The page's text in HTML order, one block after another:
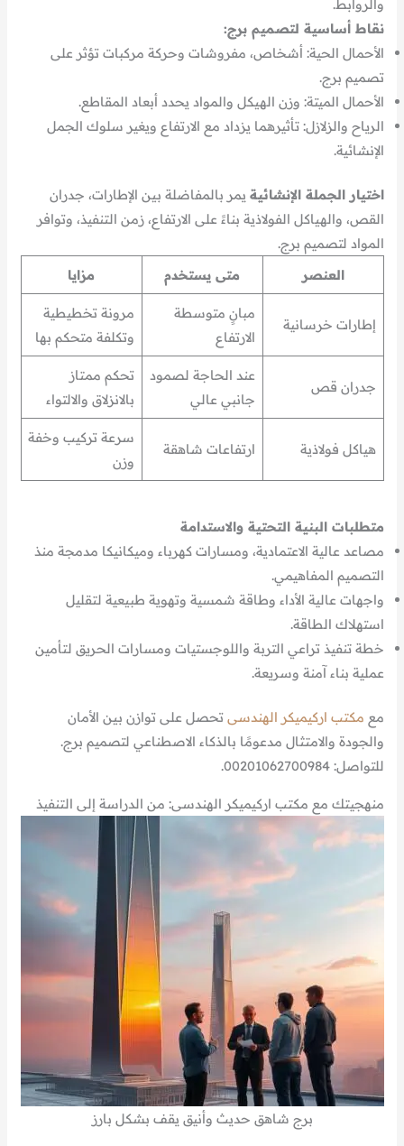
والروابط.
نقاط أساسية لتصميم برج:
الأحمال الحية: أشخاص، مفروشات وحركة مركبات تؤثر على
تصميم برج.
الأحمال الميتة: وزن الهيكل والمواد يحدد أبعاد المقاطع.
الرياح والزلازل: تأثيرهما يزداد مع الارتفاع ويغير سلوك الجمل
الإنشائية.
اختيار الجملة الإنشائية يمر بالمفاضلة بين الإطارات، جدران
القص، والهياكل الفولاذية بناءً على الارتفاع، زمن التنفيذ، وتوافر
المواد لتصميم برج.
العنصر
متى يستخدم مزايا
إطارات خرسانية
مبانٍ متوسطة
الارتفاع
مرونة تخطيطية
وتكلفة متحكم بها
جدران قص
عند الحاجة لصمود
جانبي عالي
تحكم ممتاز
بالانزلاق والالتواء
هياكل فولاذية ارتفاعات شاهقة
سرعة تركيب وخفة
وزن
متطلبات البنية التحتية والاستدامة
مصاعد عالية الاعتمادية، ومسارات كهرباء وميكانيكا مدمجة منذ
التصميم المفاهيمي.
واجهات عالية الأداء وطاقة شمسية وتهوية طبيعية لتقليل
استهلاك الطاقة.
خطة تنفيذ تراعي التربة واللوجستيات ومسارات الحريق لتأمين
عملية بناء آمنة وسريعة.
مع مكتب اركيميكر الهندسى تحصل على توازن بين الأمان
والجودة والامتثال مدعومًا بالذكاء الاصطناعي لتصميم برج.
للتواصل: 00201062700984.
منهجيتك مع مكتب اركيميكر الهندسى: من الدراسة إلى التنفيذ
برج شاهق حديث وأنيق يقف بشكل بارز